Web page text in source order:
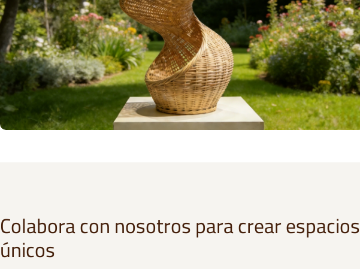
Colabora con nosotros para crear espacios
únicos